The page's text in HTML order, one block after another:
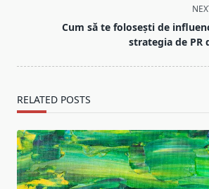
Cum să te folosești de
strategia de PR
RELATED POSTS